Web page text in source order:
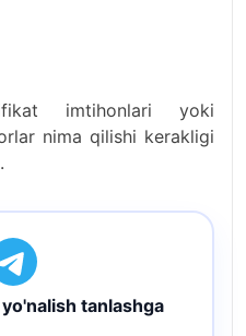
imtihonlari yoki
nima qilishi kerakligi
.
tanlashga